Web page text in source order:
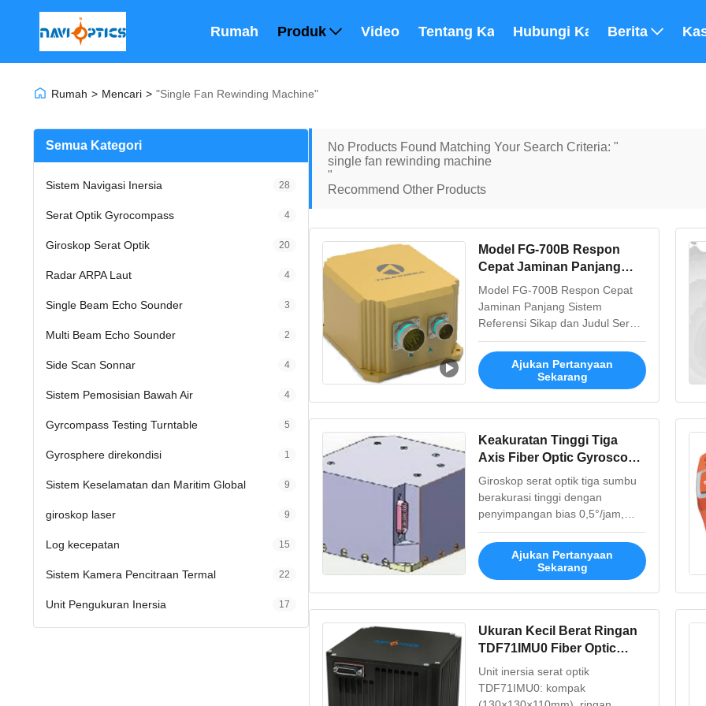
Rumah Produk Video Tentang Kami Hubungi KamiBerita
Rumah > Mencari > "single Fan Rewinding Machine"
Semua Kategori
Sistem Navigasi Inersia 28
Serat Optik Gyrocompass 4
Giroskop Serat Optik 20
Radar ARPA Laut 4
Single Beam Echo Sounder 3
Multi Beam Echo Sounder 2
Side Scan Sonnar 4
Sistem Pemosisian Bawah Air 4
Gyrcompass Testing Turntable 5
Gyrosphere direkondisi 1
Sistem Keselamatan dan Maritim Global 9
giroskop laser 9
Log kecepatan 15
Sistem Kamera Pencitraan Termal 22
Unit Pengukuran Inersia 17
No Products Found Matching Your Search Criteria: "
single fan rewinding machine
"
Recommend Other Products
Model FG-700B Respon
Cepat Jaminan Panjang
Perbaikan Bebas Serat
Optik Sikap dan Judul
Referensi Sistem AHRS
Model FG-700B Respon Cepat
Jaminan Panjang Sistem
Referensi Sikap dan Judul Serat
Optik FG-700B Sikap & Heading
Reference System memberikan
nilai luar biasa dengan biaya
rendah, keandalan tinggi dan
keamanan untuk mengukur arah,
sikap, posisi, kecepatan,dan
akselerasi
pembawaMenggunakan
Ajukan Pertanyaan
Sekarang
Keakuratan Tinggi Tiga
Axis Fiber Optic Gyroscope
dengan 0,5 ° / jam Bias Drift
dan Desain Compact
Giroskop serat optik tiga sumbu
berakurasi tinggi dengan
penyimpangan bias 0,5°/jam,
rentang ±500°/dtk, dan jalan
acak ≤0,1°/√h. Desain ringkas
(Φ79,5mm), konstruksi kokoh,
dan antarmuka RS422 untuk
pengukuran inersia yang presisi
dalam aplikasi yang menuntut.
Ajukan Pertanyaan
Sekarang
Ukuran Kecil Berat Ringan
TDF71IMU0 Fiber Optic
Inertial Unit dengan
konsumsi daya rendah
Unit inersia serat optik
TDF71IMU0: kompak